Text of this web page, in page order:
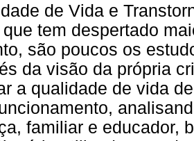
de Vida e
tem despertado
são poucos os
da visão da própria
a qualidade de vida
familiar e educador,